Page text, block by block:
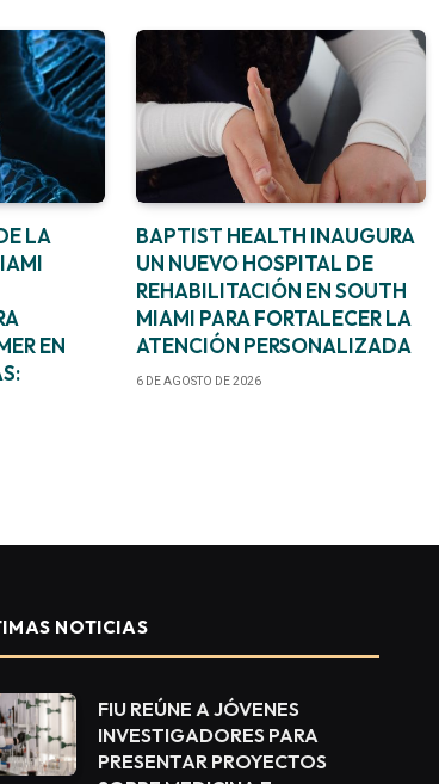
LA
EN
BAPTIST HEALTH INAUGURA
UN NUEVO HOSPITAL DE
REHABILITACIÓN EN SOUTH
MIAMI PARA FORTALECER LA
ATENCIÓN PERSONALIZADA
6 DE AGOSTO DE 2026
NOTICIAS
FIU REÚNE A JÓVENES
INVESTIGADORES PARA
PRESENTAR PROYECTOS